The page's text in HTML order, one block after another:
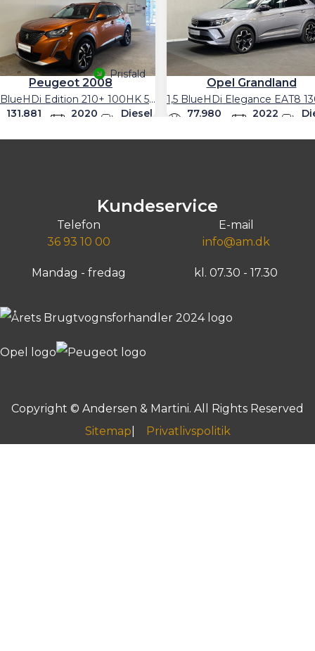
Prisfald
Peugeot 2008
1,5 BlueHDi Edition 210+ 100HK 5d 6g
131.881
2020 Diesel
104.400 kr.
Opel Grandland
77.980
2022
Greve, Agenavej 15
Kundeservice
Telefon
36 93 10 00
E-mail
info@am.dk
Mandag - fredag kl. 07.30 - 17.30
Copyright © Andersen & Martini. All Rights Reserved
Sitemap
Privatlivspolitik